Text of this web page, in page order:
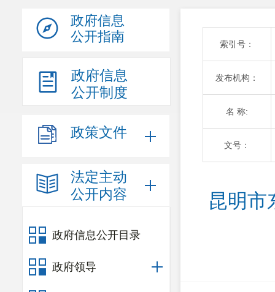
政府信息
公开指南
政府信息
公开制度
政策文件
法定主动
公开内容
政府信息公开目录
政府领导
索引号：
发布机构：
名 称:
文号：
昆明市